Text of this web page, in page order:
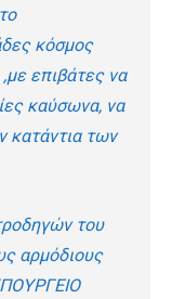
κόσμος
επιβάτες να
καύσωνα, να
κατάντια των
του
αρμόδιους